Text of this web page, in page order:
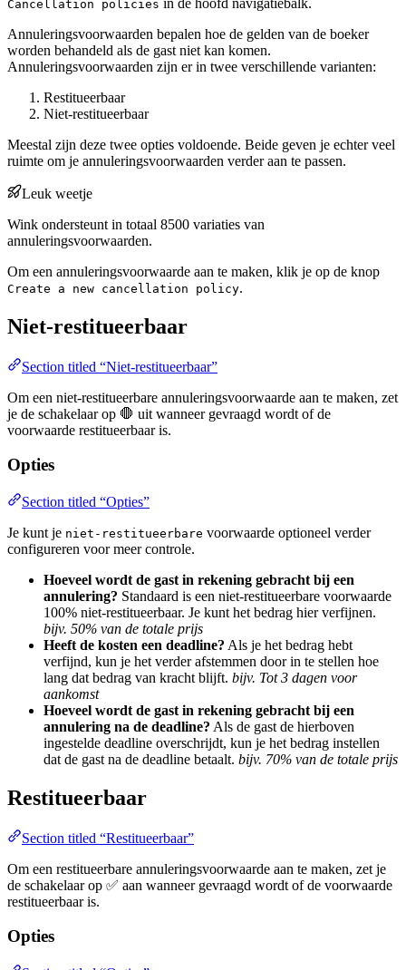
Cancellation policies
Annuleringsvoorwaarden bepalen hoe de gelden van de boeker
worden behandeld als de gast niet kan komen.
Annuleringsvoorwaarden zijn er in twee verschillende varianten:
Restitueerbaar
Niet-restitueerbaar
Meestal zijn deze twee opties voldoende. Beide geven je echter veel
ruimte om je annuleringsvoorwaarden verder aan te passen.
Leuk weetje
Wink ondersteunt in totaal 8500 variaties van
annuleringsvoorwaarden.
Om een annuleringsvoorwaarde aan te maken, klik je op de knop
Create a new cancellation policy.
Niet-restitueerbaar
Section titled “Niet-restitueerbaar”
Om een niet-restitueerbare annuleringsvoorwaarde aan te maken, zet
je de schakelaar op 🛑 uit wanneer gevraagd wordt of de
voorwaarde restitueerbaar is.
Opties
Section titled “Opties”
Je kunt je niet-restitueerbare voorwaarde optioneel verder
configureren voor meer controle.
Hoeveel wordt de gast in rekening gebracht bij een
annulering? Standaard is een niet-restitueerbare voorwaarde
100% niet-restitueerbaar. Je kunt het bedrag hier verfijnen.
bijv. 50% van de totale prijs
Heeft de kosten een deadline? Als je het bedrag hebt
verfijnd, kun je het verder afstemmen door in te stellen hoe
lang dat bedrag van kracht blijft. bijv. Tot 3 dagen voor
aankomst
Hoeveel wordt de gast in rekening gebracht bij een
annulering na de deadline? Als de gast de hierboven
ingestelde deadline overschrijdt, kun je het bedrag instellen
dat de gast na de deadline betaalt. bijv. 70% van de totale prijs
Restitueerbaar
Section titled “Restitueerbaar”
Om een restitueerbare annuleringsvoorwaarde aan te maken, zet je
de schakelaar op ✅ aan wanneer gevraagd wordt of de voorwaarde
restitueerbaar is.
Opties